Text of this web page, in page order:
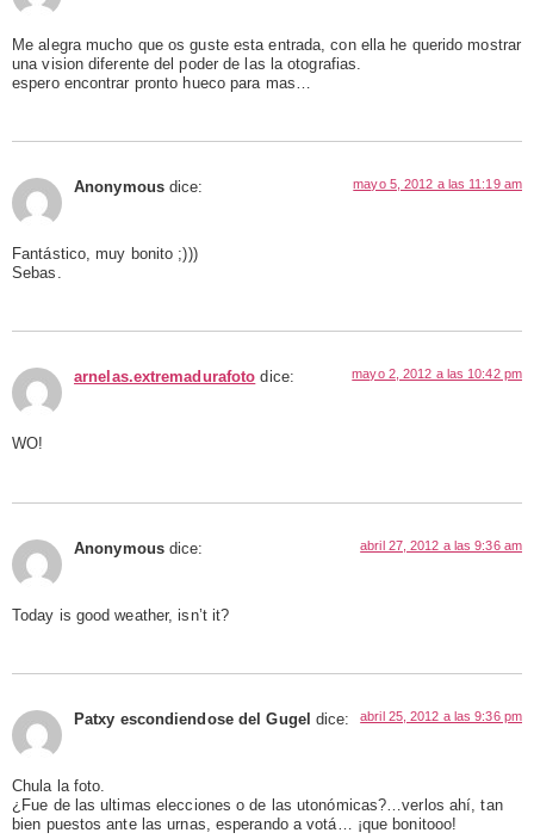
Me alegra mucho que os guste esta entrada, con ella he querido mostrar
una vision diferente del poder de las la otografias.
espero encontrar pronto hueco para mas…
Anonymous dice: mayo 5, 2012 a las 11:19 am
Fantástico, muy bonito ;)))
Sebas.
arnelas.extremadurafoto dice: mayo 2, 2012 a las 10:42 pm
WO!
Anonymous dice: abril 27, 2012 a las 9:36 am
Today is good weather, isn’t it?
Patxy escondiendose del Gugel dice: abril 25, 2012 a las 9:36 pm
Chula la foto.
¿Fue de las ultimas elecciones o de las utonómicas?…verlos ahí, tan
bien puestos ante las urnas, esperando a votá… ¡que bonitooo!